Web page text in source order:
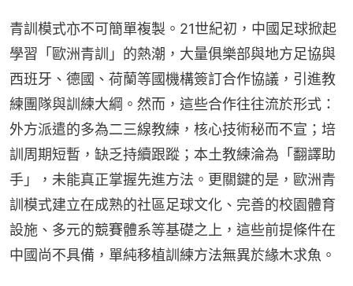
青訓模式亦不可簡單複製。21世紀初，中國足球掀起
學習「歐洲青訓」的熱潮，大量俱樂部與地方足協與
西班牙、德國、荷蘭等國機構簽訂合作協議，引進教
練團隊與訓練大綱。然而，這些合作往往流於形式：
外方派遣的多為二三線教練，核心技術秘而不宣；培
訓周期短暫，缺乏持續跟蹤；本土教練淪為「翻譯助
手」，未能真正掌握先進方法。更關鍵的是，歐洲青
訓模式建立在成熟的社區足球文化、完善的校園體育
設施、多元的競賽體系等基礎之上，這些前提條件在
中國尚不具備，單純移植訓練方法無異於緣木求魚。